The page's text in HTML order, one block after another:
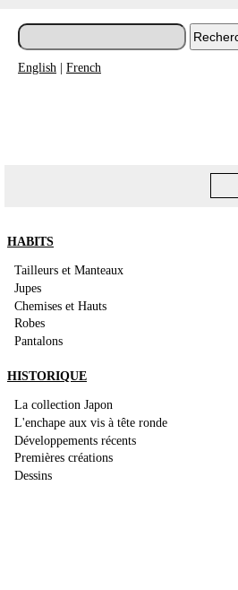
English | French
HABITS
Tailleurs et Manteaux
Jupes
Chemises et Hauts
Robes
Pantalons
HISTORIQUE
La collection Japon
L'enchape aux vis à tête ronde
Développements récents
Premières créations
Dessins